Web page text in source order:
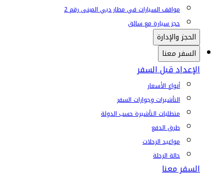
مواقف السيارات في مطار دبي المبنى رقم 2
حجز سيارة مع سائق
الحجز والإدارة
السفر معنا
الإعداد قبل السفر
أنواع الأسعار
التأشيرات وجوازات السفر
متطلبات التأشيرة حسب الدولة
طرق الدفع
مواعيد الرحلات
حالة الرحلة
السفر معنا